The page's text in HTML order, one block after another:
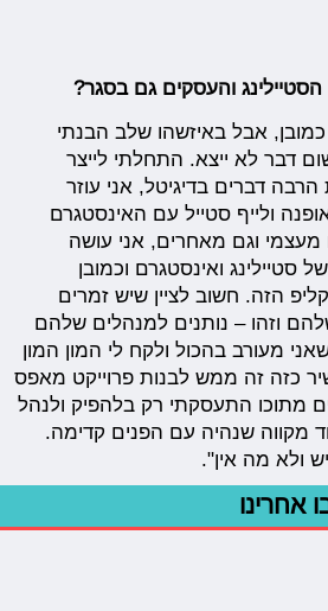
והעסקים גם בסגר?
אבל באיזשהו שלב הבנתי
דבר לא ייצא. התחלתי לייצר
דברים בדיגיטל, אני עוזר
ולייף סטייל עם האינסטגרם
מעצמי וגם מאחרים, אני עושה
סטיילינג ואינסטגרם וכמובן
הזה. חשוב לציין שיש זמרים
וזהו – נותנים למנהלים שלהם
מעורב בהכול ולקח לי המון המון
כזה זה ממש לבנות פרוייקט מאפס
מתוכו התעסקתי רק בלהפיק ולנהל
מקווה שנהיה עם הפנים קדימה.
ולא מה אין".
אחרינו